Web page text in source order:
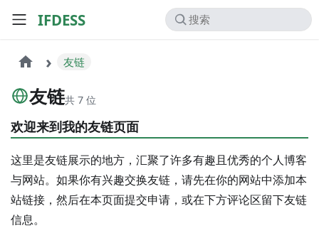
IFDESS
友链
友链共 7 位
欢迎来到我的友链页面
这里是友链展示的地方，汇聚了许多有趣且优秀的个人博客
与网站。如果你有兴趣交换友链，请先在你的网站中添加本
站链接，然后在本页面提交申请，或在下方评论区留下友链
信息。